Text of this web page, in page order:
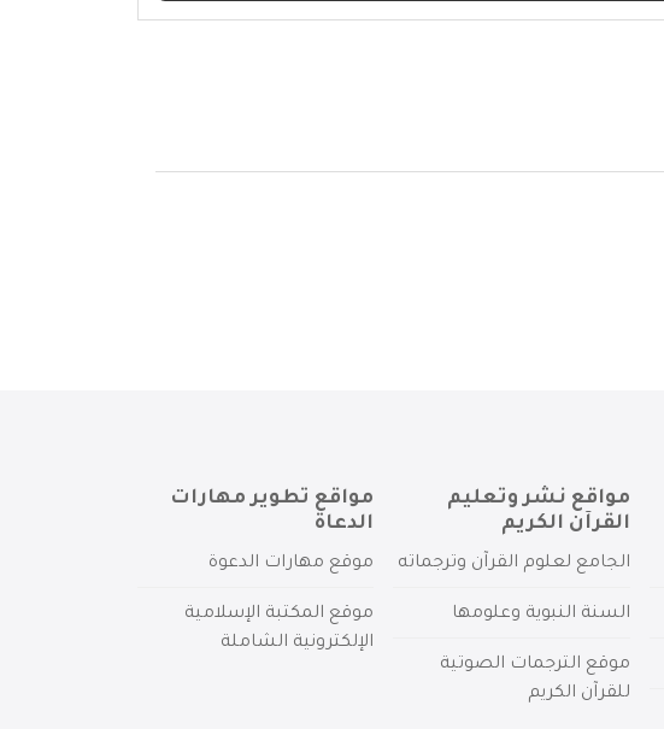
مواقع نشر وتعليم
القرآن الكريم
الجامع لعلوم القرآن وترجماته
السنة النبوية وعلومها
موقع الترجمات الصوتية
للقرآن الكريم
مواقع تطوير مهارات
الدعاة
موقع مهارات الدعوة
موقع المكتبة الإسلامية
الإلكترونية الشاملة